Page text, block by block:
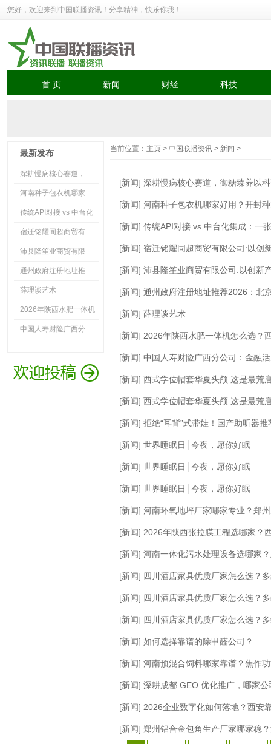
您好，欢迎来到中国联播资讯！分享精神，快乐你我！
首 页 新闻 财经 科技
最新发布
深耕慢病核心赛道，
河南种子包衣机哪家
传统API对接 vs 中台化
宿迁铭耀同超商贸有
沛县隆笙业商贸有限
通州政府注册地址推
薛理谈艺术
2026年陕西水肥一体机
中国人寿财险广西分
当前位置： 主页 > 中国联播资讯 > 新闻 >
[新闻] 深耕慢病核心赛道，御糖臻养以
[新闻] 河南种子包衣机哪家好用？开封
[新闻] 传统API对接 vs 中台化集成：一
[新闻] 宿迁铭耀同超商贸有限公司:以创
[新闻] 沛县隆笙业商贸有限公司:以创新
[新闻] 通州政府注册地址推荐2026：北
[新闻] 薛理谈艺术
[新闻] 2026年陕西水肥一体机怎么选？
[新闻] 中国人寿财险广西分公司：金融
[新闻] 西式学位帽套华夏头颅 这是最荒
[新闻] 西式学位帽套华夏头颅 这是最荒
[新闻] 拒绝“耳背”式带娃！国产助听器
[新闻] 世界睡眠日│今夜，愿你好眠
[新闻] 世界睡眠日│今夜，愿你好眠
[新闻] 世界睡眠日│今夜，愿你好眠
[新闻] 河南环氧地坪厂家哪家专业？郑
[新闻] 2026年陕西张拉膜工程选哪家？
[新闻] 河南一体化污水处理设备选哪家
[新闻] 四川酒店家具优质厂家怎么选？
[新闻] 四川酒店家具优质厂家怎么选？
[新闻] 四川酒店家具优质厂家怎么选？
[新闻] 如何选择靠谱的除甲醛公司？
[新闻] 河南预混合饲料哪家靠谱？焦作
[新闻] 深耕成都 GEO 优化推广，哪家
[新闻] 2026企业数字化如何落地？西安
[新闻] 郑州铝合金包角生产厂家哪家稳